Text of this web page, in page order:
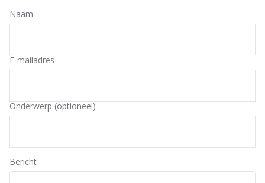
Naam
E-mailadres
Onderwerp (optioneel)
Bericht